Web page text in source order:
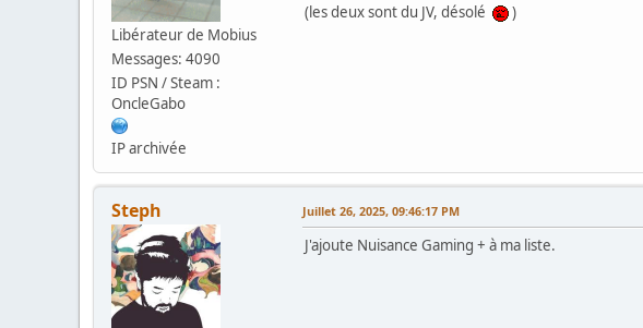
Libérateur de Mobius
Messages: 4090
ID PSN / Steam :
OncleGabo
IP archivée
(les deux sont du JV, désolé
)
Steph Juillet 26, 2025, 09:46:17 PM
J'ajoute Nuisance Gaming + à ma liste.